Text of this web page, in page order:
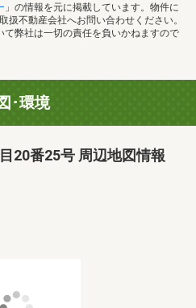
」の情報を元に掲載しています。物件に
扱不動産会社へお問い合わせください。
弊社は一切の責任を負いかねますので
･環境
20番25号 周辺地図情報